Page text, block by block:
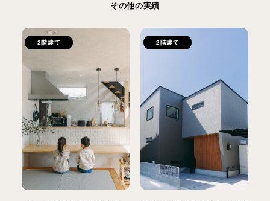
その他の実績
2階建て 2階建て